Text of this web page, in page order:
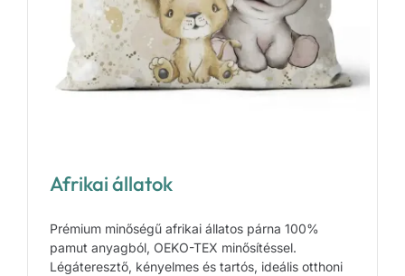
Afrikai állatok
Prémium minőségű afrikai állatos párna 100%
pamut anyagból, OEKO-TEX minősítéssel.
Légáteresztő, kényelmes és tartós, ideális otthoni